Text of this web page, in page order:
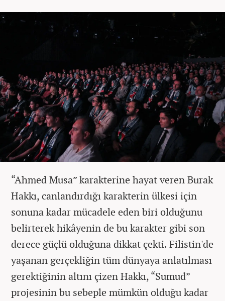
“Ahmed Musa” karakterine hayat veren Burak
Hakkı, canlandırdığı karakterin ülkesi için
sonuna kadar mücadele eden biri olduğunu
belirterek hikâyenin de bu karakter gibi son
derece güçlü olduğuna dikkat çekti. Filistin'de
yaşanan gerçekliğin tüm dünyaya anlatılması
gerektiğinin altını çizen Hakkı, “Sumud”
projesinin bu sebeple mümkün olduğu kadar